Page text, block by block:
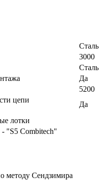
Сталь
3000
Сталь
Да
5200
цепи
Да
лотки
"S5 Combitech"
методу Сендзимира